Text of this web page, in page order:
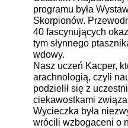
programu była
Skorpionów.
40 fascynujących
tym słynnego
wdowy.
Nasz uczeń Kacper,
arachnologią, czyli
podzielił się z
ciekawostkami
Wycieczka była
wrócili wzbogaceni o